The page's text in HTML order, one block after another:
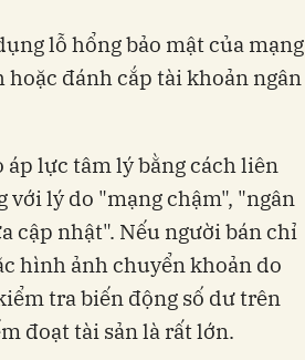
lỗ hổng bảo mật của mạng
đánh cắp tài khoản ngân
lực tâm lý bằng cách liên
lý do "mạng chậm", "ngân
cập nhật". Nếu người bán chỉ
hình ảnh chuyển khoản do
tra biến động số dư trên
đoạt tài sản là rất lớn.